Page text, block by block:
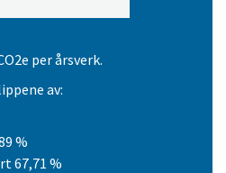
per årsverk.
av:
%
67,71 %